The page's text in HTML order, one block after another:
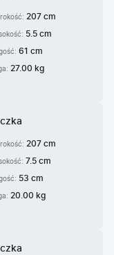
207 cm
5.5 cm
61 cm
27.00 kg
207 cm
7.5 cm
53 cm
20.00 kg